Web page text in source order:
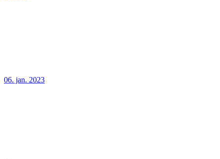
06. jan. 2023